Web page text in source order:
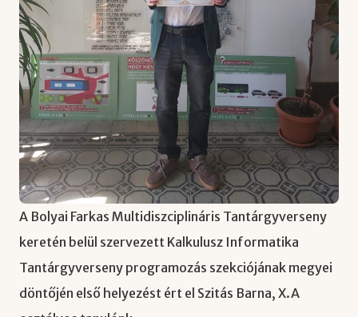
A Bolyai Farkas Multidiszciplináris Tantárgyverseny
keretén belül szervezett Kalkulusz Informatika
Tantárgyverseny programozás szekciójának megyei
döntőjén első helyezést ért el Szitás Barna, X.A